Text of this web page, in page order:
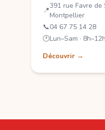
📍
391 rue Favre de
Montpellier
📞04 67 75 14 28
🕐Lun–Sam ·
Découvrir →